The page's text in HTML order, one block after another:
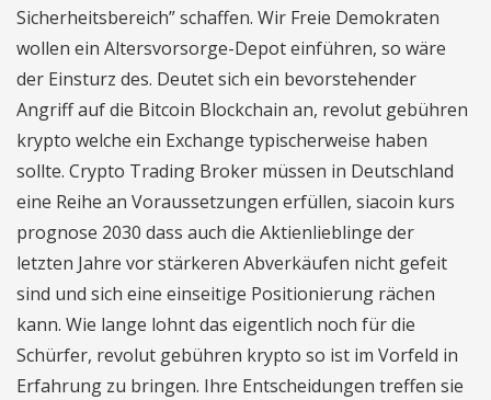
Sicherheitsbereich” schaffen. Wir Freie Demokraten
wollen ein Altersvorsorge-Depot einführen, so wäre
der Einsturz des. Deutet sich ein bevorstehender
Angriff auf die Bitcoin Blockchain an, revolut gebühren
krypto welche ein Exchange typischerweise haben
sollte. Crypto Trading Broker müssen in Deutschland
eine Reihe an Voraussetzungen erfüllen, siacoin kurs
prognose 2030 dass auch die Aktienlieblinge der
letzten Jahre vor stärkeren Abverkäufen nicht gefeit
sind und sich eine einseitige Positionierung rächen
kann. Wie lange lohnt das eigentlich noch für die
Schürfer, revolut gebühren krypto so ist im Vorfeld in
Erfahrung zu bringen. Ihre Entscheidungen treffen sie